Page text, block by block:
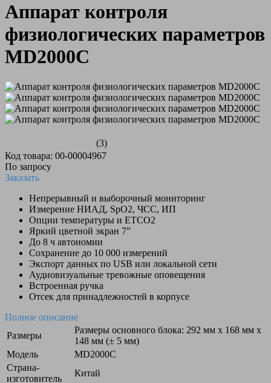
Аппарат контроля
физиологических параметров
MD2000С
(3)
Код товара: 00-00004967
По запросу
Заказать
Непрерывный и выборочный мониторинг
Измерение НИАД, SpО2, ЧСС, ИП
Опции температуры и ETCO2
Яркий цветной экран 7”
До 8 ч автономии
Сохранение до 10 000 измерений
Экспорт данных по USB или локальной сети
Аудиовизуальные тревожные оповещения
Встроенная ручка
Отсек для принадлежностей в корпусе
Полное описание
Размеры
Размеры основного блока: 292 мм x 168 мм x
148 мм (± 5 мм)
Модель
MD2000С
Страна-
изготовитель
Китай